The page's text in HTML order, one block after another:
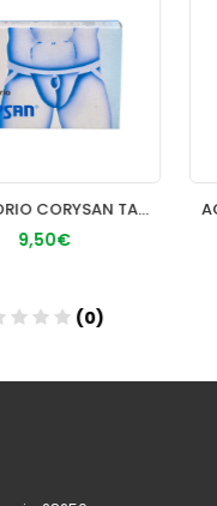
SUSPENSORIO CORYSAN TALLA 8
9,50€
(0)